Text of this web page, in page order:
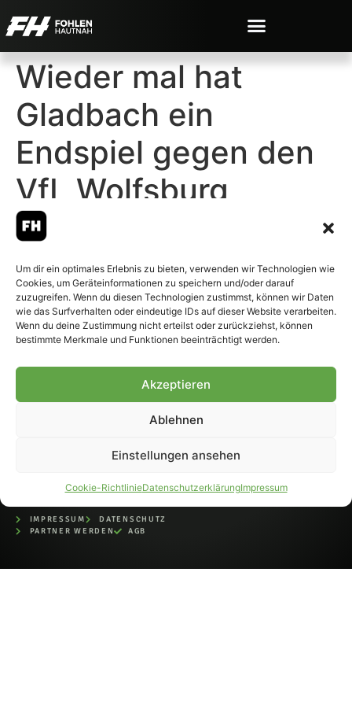
Um dir ein optimales Erlebnis zu bieten, verwenden wir Technologien wie
Cookies, um Geräteinformationen zu speichern und/oder darauf
zuzugreifen. Wenn du diesen Technologien zustimmst, können wir Daten
wie das Surfverhalten oder eindeutige IDs auf dieser Website verarbeiten.
Wenn du deine Zustimmung nicht erteilst oder zurückziehst, können
bestimmte Merkmale und Funktionen beeinträchtigt werden.
Akzeptieren
Ablehnen
Einstellungen ansehen
Cookie-RichtlinieDatenschutzerklärungImpressum
Wieder mal hat
Gladbach ein
Endspiel gegen den
VfL Wolfsburg
© 2007-2026 Fohlen-Hautnah.de
– Alle rechte vorbehalten.
Fohlen-Hautnah.de ist ein
offiziell eingetragenes Magazin
IMPRESSUM
DATENSCHUTZ
PARTNER WERDEN
AGB